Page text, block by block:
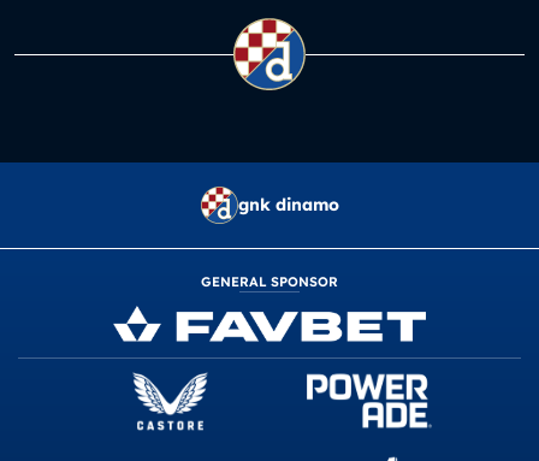
gnk dinamo
GENERAL SPONSOR